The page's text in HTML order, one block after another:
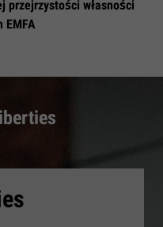
przejrzystości własności
EMFA